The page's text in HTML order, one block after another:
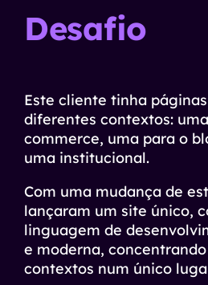
Desafio
Este cliente tinha
diferentes contextos:
commerce, uma para o
uma institucional.
Com uma mudança de
lançaram um site único,
linguagem de
e moderna,
contextos num único